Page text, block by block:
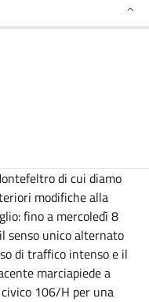
di cui diamo
modifiche alla
fino a mercoledì 8
senso unico alternato
di traffico intenso e il
marciapiede a
106/H per una